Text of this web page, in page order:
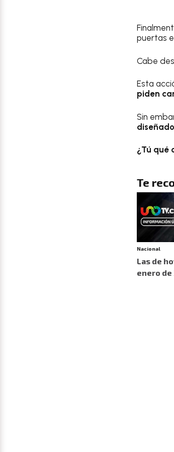
puertas
Cabe
Esta
piden
Sin
¿Tú qué
Te
Nacional
Las de
enero de